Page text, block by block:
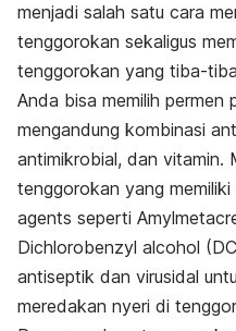
menjadi salah satu cara
tenggorokan sekaligus
tenggorokan yang tiba-
Anda bisa memilih permen
mengandung kombinasi
antimikrobial, dan vitamin.
tenggorokan yang memiliki
agents seperti
Dichlorobenzyl alcohol
antiseptik dan virusidal
meredakan nyeri di